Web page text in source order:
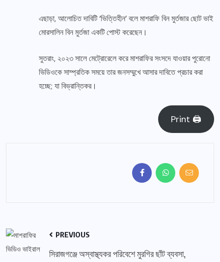
এছাড়া, আলোচিত দাবিটি ‘ভিত্তিহীন’ বলে মাশরাফি বিন মুর্তজার ছোট ভাই
মোরসালিন বিন মুর্তজা একটি পোস্ট করেছেন।
সুতরাং, ২০২৩ সালে মেট্রোরেলে করে মাশরাফির সংসদে যাওয়ার পুরোনো
ভিডিওকে সাম্প্রতিক সময়ে তার জনসম্মুখে আসার দাবিতে প্রচার করা
হচ্ছে; যা বিভ্রান্তিকর।
Print 🖨
PREVIOUS
সিরাজগঞ্জে অস্বাস্থ্যকর পরিবেশে মুরগির ছাঁট ব্যবসা,